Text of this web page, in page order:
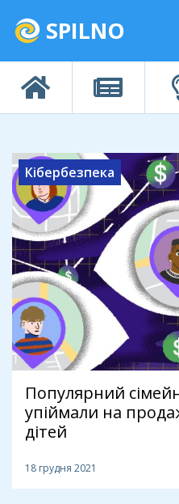
SPILNO
Кібербезпека
Популярний
упіймали на
дітей
18 грудня 2021